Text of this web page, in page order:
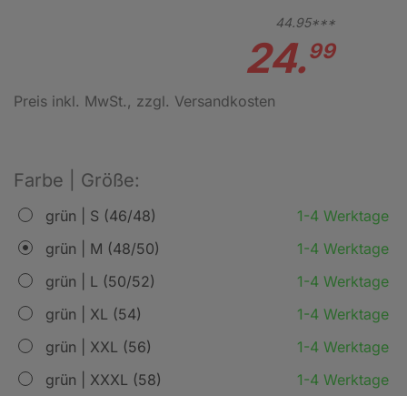
44.95***
24.99
Preis inkl. MwSt., zzgl. Versandkosten
Farbe | Größe:
grün | S (46/48)
1-4 Werktage
grün | M (48/50)
1-4 Werktage
grün | L (50/52)
1-4 Werktage
grün | XL (54)
1-4 Werktage
grün | XXL (56)
1-4 Werktage
grün | XXXL (58)
1-4 Werktage